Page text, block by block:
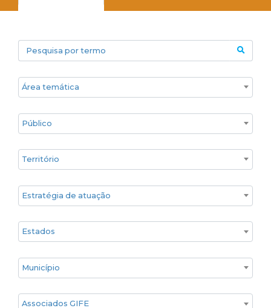
Pesquisa por termo
Áreas temáticas
Público
Territórios
Estratégia de atuação
Estado
Cidade
Associados GIFE